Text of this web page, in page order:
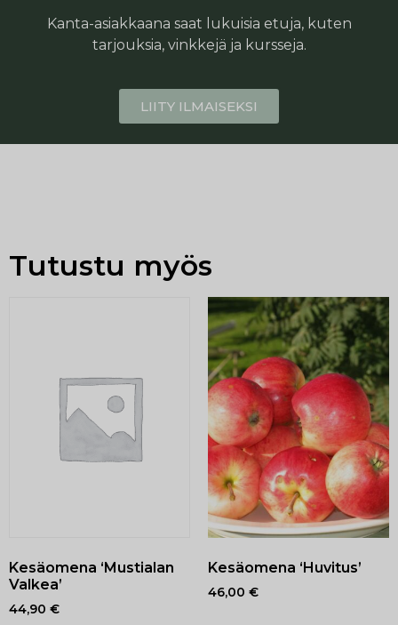
Kanta-asiakkaana saat lukuisia etuja, kuten
tarjouksia, vinkkejä ja kursseja.
LIITY ILMAISEKSI
Tutustu myös
Kesäomena ‘Mustialan
Valkea’
44,90 €
Kesäomena ‘Huvitus’
46,00 €